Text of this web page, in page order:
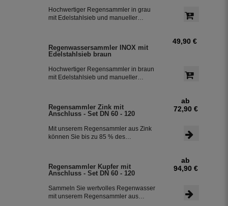
Hochwertiger Regensammler in grau
mit Edelstahlsieb und manueller
leitet zuverlässig sauberes
Regenwasser in ihre Regentonne.
Dieser Fallrohrfilter ist bereits 1000-
fach im Einsatz und wird in die ganze
Regenwassersammler INOX mit
Edelstahlsieb braun
Hochwertiger Regensammler in braun
mit Edelstahlsieb und manueller
leitet zuverlässig sauberes
Regenwasser in ihre Regentonne.
Dieser Fallrohrfilter ist bereits 1000-
fach im Einsatz und wird in die ganze
49,90 €
Regensammler Zink mit
Anschluss - Set DN 60 - 120
Mit unserem Regensammler aus Zink
können Sie bis zu 85 % des
lässt sich durch das Schiebeteil einfach
ein- und ausbauen. Der flexible
Schlauchanschluss mit einer Länge
von 350 mm macht die Installation
besonders einfach.
ab
72,90 €
Regensammler Kupfer mit
Anschluss - Set DN 60 - 120
Sammeln Sie wertvolles Regenwasser
mit unserem Regensammler aus
ab
94,90 €